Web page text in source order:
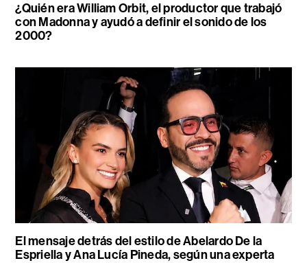
¿Quién era William Orbit, el productor que trabajó
con Madonna y ayudó a definir el sonido de los
2000?
El mensaje detrás del estilo de Abelardo De la
Espriella y Ana Lucía Pineda, según una experta